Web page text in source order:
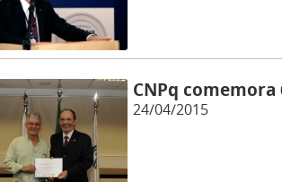
CNPq
24/04/2015